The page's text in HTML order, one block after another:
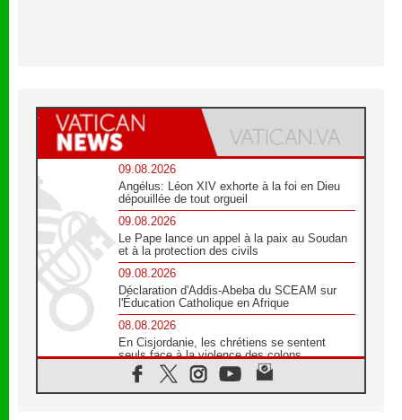
09.08.2026
Angélus: Léon XIV exhorte à la foi en Dieu
dépouillée de tout orgueil
09.08.2026
Le Pape lance un appel à la paix au Soudan
et à la protection des civils
09.08.2026
Déclaration d'Addis-Abeba du SCEAM sur
l'Éducation Catholique en Afrique
08.08.2026
En Cisjordanie, les chrétiens se sentent
seuls face à la violence des colons
08.08.2026
Léon XIV au sanctuaire de Notre Dame du